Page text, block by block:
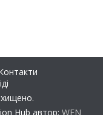
Hub автор: WEN